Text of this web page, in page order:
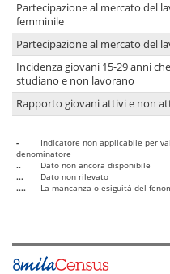
Partecipazione al mercato del
femminile
Partecipazione al mercato del
Incidenza giovani 15-29 anni
studiano e non lavorano
Rapporto giovani attivi e non
-
Indicatore non applicabile per
denominatore
..
Dato non ancora disponibile
...
Dato non rilevato
....
La mancanza o esiguità del